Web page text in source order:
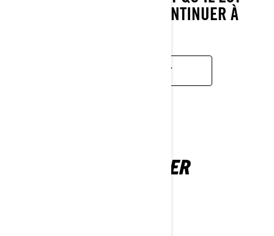
CONSTRUIT POUR CONTINUER À
EN SAVOIR PLUS
COMMANDER